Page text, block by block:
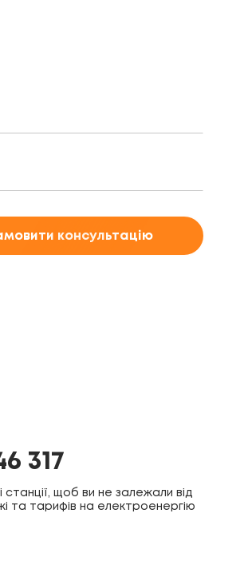
консультацію
317
станції, щоб ви не залежали від
та тарифів на електроенергію